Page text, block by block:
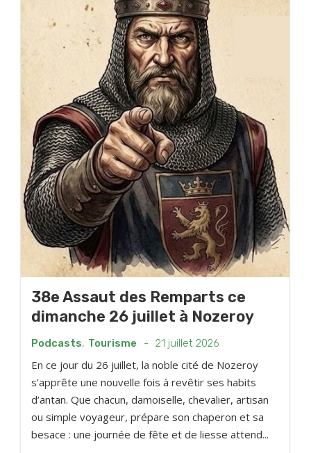
38e Assaut des Remparts ce
dimanche 26 juillet à Nozeroy
Podcasts, Tourisme - 21 juillet 2026
En ce jour du 26 juillet, la noble cité de Nozeroy
s’apprête une nouvelle fois à revêtir ses habits
d’antan. Que chacun, damoiselle, chevalier, artisan
ou simple voyageur, prépare son chaperon et sa
besace : une journée de fête et de liesse attend...